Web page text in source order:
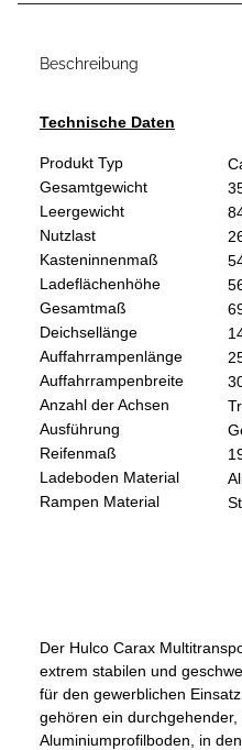
Beschreibung
Technische Daten
Produkt Typ
Gesamtgewicht
Leergewicht
Nutzlast
Kasteninnenmaß
Ladeflächenhöhe
Gesamtmaß
Deichsellänge
Auffahrrampenlänge
Auffahrrampenbreite
Anzahl der Achsen
Ausführung
Reifenmaß
Ladeboden Material
Rampen Material
Der Hulco Carax
extrem stabilen und
für den gewerblichen
gehören ein
Aluminiumprofilboden, in